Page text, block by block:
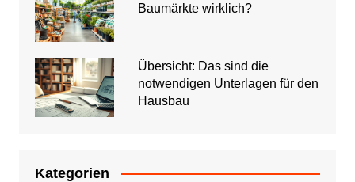
Baumärkte wirklich?
Übersicht: Das sind die
notwendigen Unterlagen für den
Hausbau
Kategorien